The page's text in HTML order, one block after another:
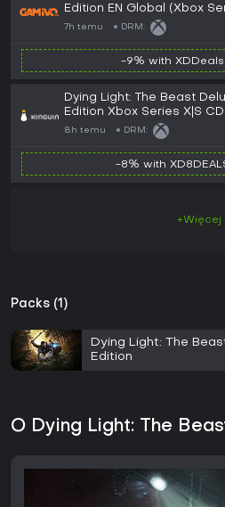
Edition EN Global (Xbox
7h temu DRM:
-9% with XDDeals
Dying Light: The Beast
Edition Xbox Series X|S
8h temu DRM:
-8% with
+Więcej
Packs (1)
Dying Light: The
Edition
O Dying Light: The